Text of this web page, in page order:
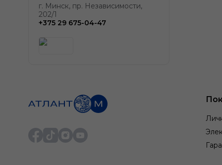
г. Минск, пр. Независимости,
202/1
+375 29 675-04-47